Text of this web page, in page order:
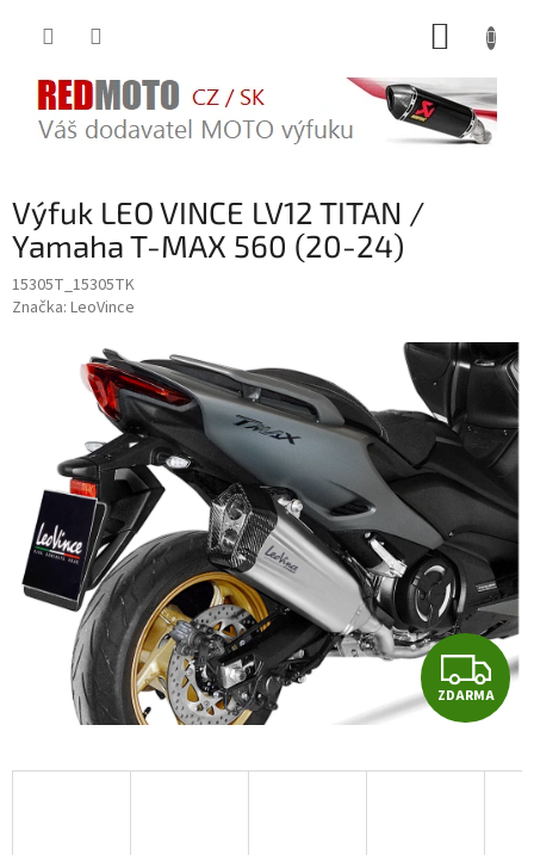
Výfuk LEO VINCE LV12 TITAN /
Yamaha T-MAX 560 (20-24)
15305T_15305TK
Značka: LeoVince
Z
D
A
ZDARMA